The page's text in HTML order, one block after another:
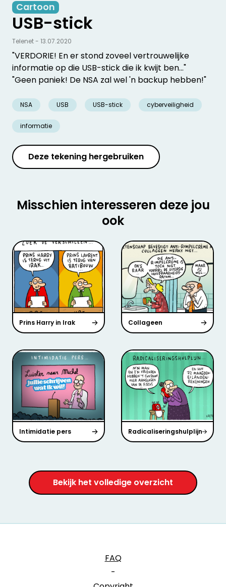
Cartoon
USB-stick
"VERDORIE! En er stond zoveel vertrouwelijke
informatie op die USB-stick die ik kwijt ben..."
"Geen paniek! De NSA zal wel 'n backup hebben!"
NSA USB USB-stick cyberveiligheid
informatie
Telenet - 13.07.2020
Deze tekening hergebruiken
Misschien interesseren deze jou
ook
Prins Harry in Irak Collageen
Intimidatie pers Radicaliseringshulplijn
Bekijk het volledige overzicht
FAQ
-